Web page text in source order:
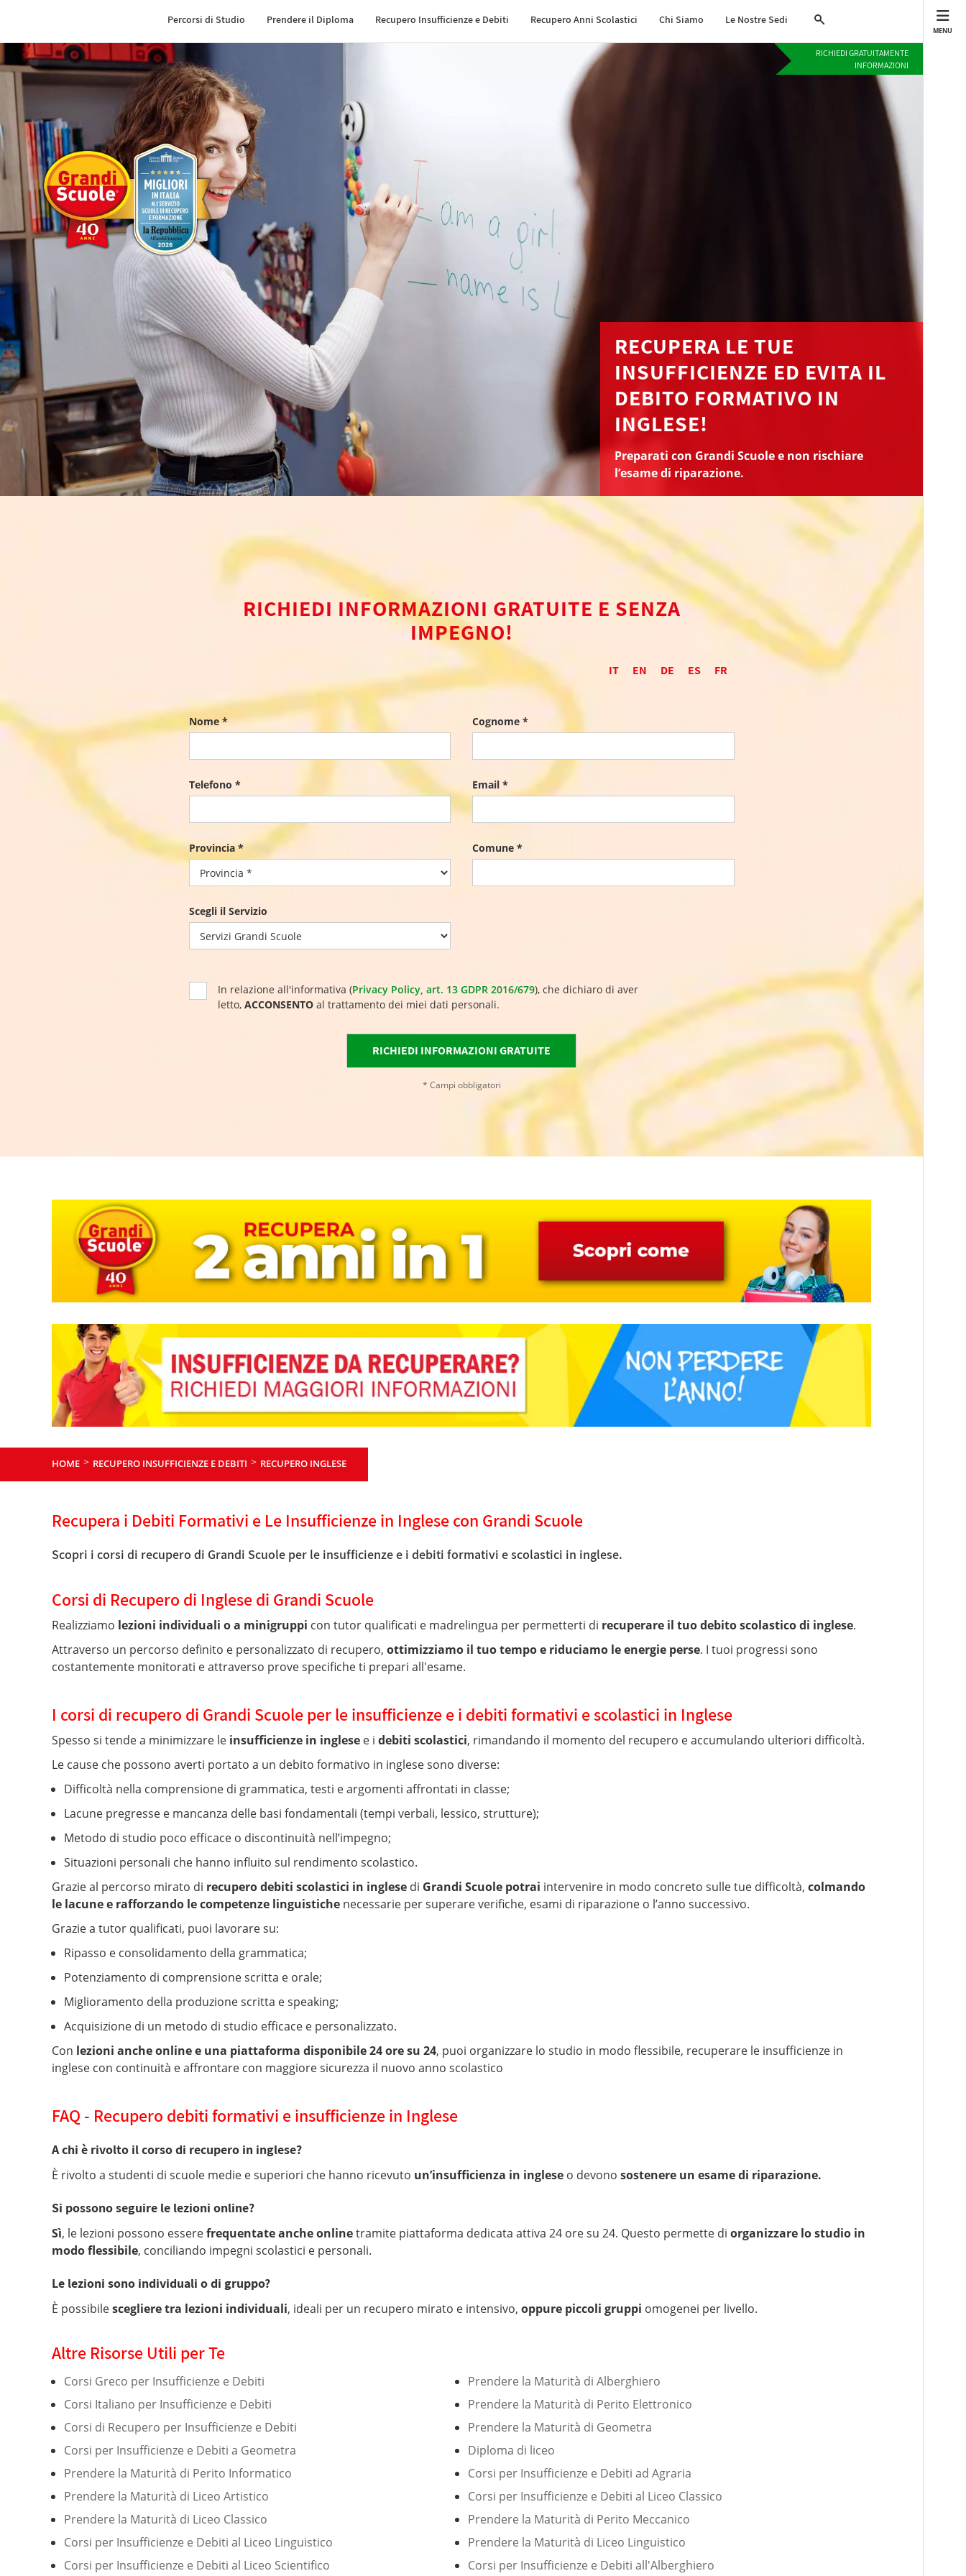
Percorsi di Studio Prendere il Diploma Recupero Insufficienze e Debiti Recupero Anni Scolastici Chi Siamo Le Nostre Sedi
MENU
RECUPERA LE TUE
INSUFFICIENZE ED EVITA IL
DEBITO FORMATIVO IN
INGLESE!
Preparati con Grandi Scuole e non rischiare
l’esame di riparazione.
RICHIEDI INFORMAZIONI GRATUITE E SENZA
IMPEGNO!
IT EN DE ES FR
Nome * Cognome *
Telefono * Email *
Provincia * Comune *
Scegli il Servizio
In relazione all'informativa (Privacy Policy, art. 13 GDPR 2016/679), che dichiaro di aver
letto, ACCONSENTOal trattamento dei miei dati personali.
* Campi obbligatori
RICHIEDI GRATUITAMENTE
INFORMAZIONI
HOME > RECUPERO INSUFFICIENZE E DEBITI > RECUPERO INGLESE
Recupera i Debiti Formativi e Le Insufficienze in Inglese con Grandi Scuole
Scopri i corsi di recupero di Grandi Scuole per le insufficienze e i debiti formativi e scolastici in inglese.
Corsi di Recupero di Inglese di Grandi Scuole
Realizziamo lezioni individuali o a minigruppi con tutor qualificati e madrelingua per permetterti di recuperare il tuo debito scolastico di inglese.
Attraverso un percorso definito e personalizzato di recupero, ottimizziamo il tuo tempo e riduciamo le energie perse. I tuoi progressi sono
costantemente monitorati e attraverso prove specifiche ti prepari all'esame.
I corsi di recupero di Grandi Scuole per le insufficienze e i debiti formativi e scolastici in Inglese
Spesso si tende a minimizzare le insufficienze in inglese e i debiti scolastici, rimandando il momento del recupero e accumulando ulteriori difficoltà.
Le cause che possono averti portato a un debito formativo in inglese sono diverse:
Difficoltà nella comprensione di grammatica, testi e argomenti affrontati in classe;
Lacune pregresse e mancanza delle basi fondamentali (tempi verbali, lessico, strutture);
Metodo di studio poco efficace o discontinuità nell’impegno;
Situazioni personali che hanno influito sul rendimento scolastico.
Grazie al percorso mirato di recupero debiti scolastici in inglese di Grandi Scuole potrai intervenire in modo concreto sulle tue difficoltà, colmando
le lacune e rafforzando le competenze linguistiche necessarie per superare verifiche, esami di riparazione o l’anno successivo.
Grazie a tutor qualificati, puoi lavorare su:
Ripasso e consolidamento della grammatica;
Potenziamento di comprensione scritta e orale;
Miglioramento della produzione scritta e speaking;
Acquisizione di un metodo di studio efficace e personalizzato.
Con lezioni anche online e una piattaforma disponibile 24 ore su 24, puoi organizzare lo studio in modo flessibile, recuperare le insufficienze in
inglese con continuità e affrontare con maggiore sicurezza il nuovo anno scolastico
FAQ - Recupero debiti formativi e insufficienze in Inglese
A chi è rivolto il corso di recupero in inglese?
È rivolto a studenti di scuole medie e superiori che hanno ricevuto un’insufficienza in inglese o devono sostenere un esame di riparazione.
Si possono seguire le lezioni online?
Sì, le lezioni possono esserefrequentate anche onlinetramite piattaforma dedicata attiva 24 ore su 24. Questo permette di organizzare lo studio in
modo flessibile, conciliando impegni scolastici e personali.
Le lezioni sono individuali o di gruppo?
È possibilescegliere tra lezioni individuali, ideali per un recupero mirato e intensivo, oppure piccoli gruppi omogenei per livello.
Altre Risorse Utili per Te
Corsi Greco per Insufficienze e Debiti
Prendere la Maturità di Alberghiero
Corsi Italiano per Insufficienze e Debiti
Prendere la Maturità di Perito Elettronico
Corsi di Recupero per Insufficienze e Debiti
Prendere la Maturità di Geometra
Corsi per Insufficienze e Debiti a Geometra
Diploma di liceo
Prendere la Maturità di Perito Informatico
Corsi per Insufficienze e Debiti ad Agraria
Prendere la Maturità di Liceo Artistico
Corsi per Insufficienze e Debiti al Liceo Classico
Prendere la Maturità di Liceo Classico
Prendere la Maturità di Perito Meccanico
Corsi per Insufficienze e Debiti al Liceo Linguistico
Prendere la Maturità di Liceo Linguistico
Corsi per Insufficienze e Debiti al Liceo Scientifico
Corsi per Insufficienze e Debiti all'Alberghiero